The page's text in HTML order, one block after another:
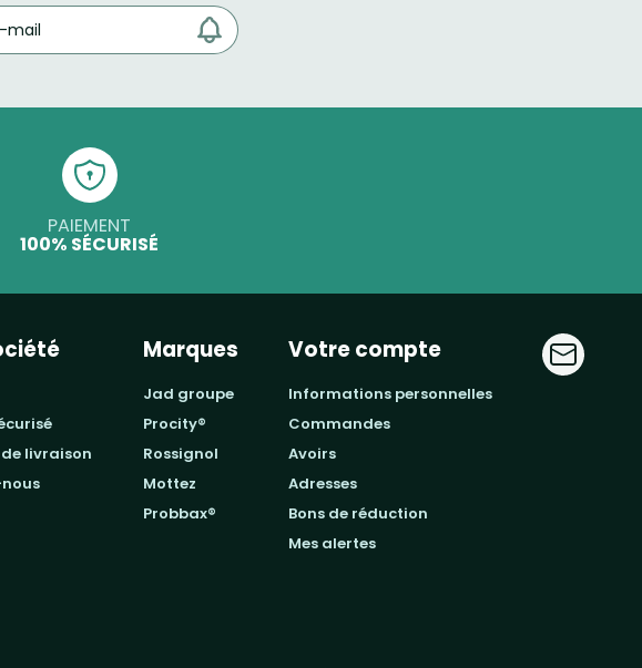
PAIEMENT
100% SÉCURISÉ
de livraison
Marques
jad groupe
procity®
rossignol
mottez
probbax®
Votre compte
informations personnelles
commandes
avoirs
adresses
bons de réduction
mes alertes